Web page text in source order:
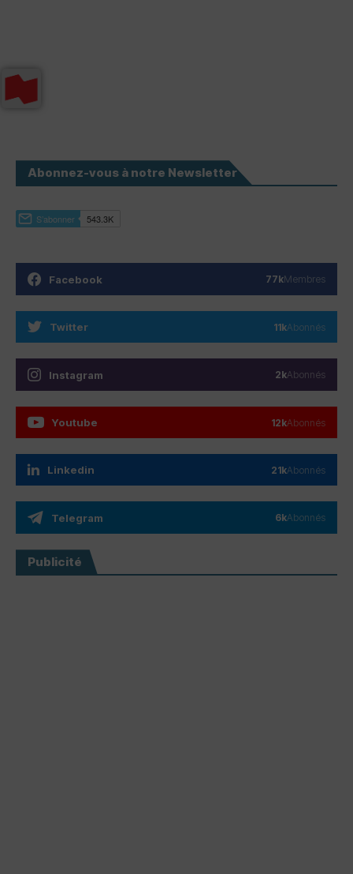
Abonnez-vous à notre Newsletter
Facebook 77kMembres
Twitter 11kAbonnés
Instagram 2kAbonnés
Youtube 12kAbonnés
Linkedin 21kAbonnés
Telegram 6kAbonnés
Publicité